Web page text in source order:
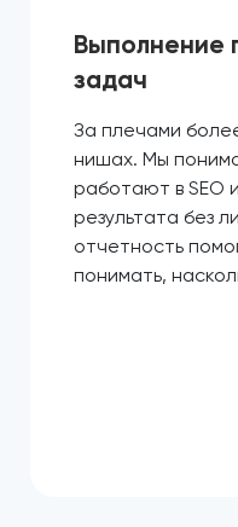
Выполнение
задач
За плечами
нишах. Мы
работают в SEO
результата без
отчетность
понимать,